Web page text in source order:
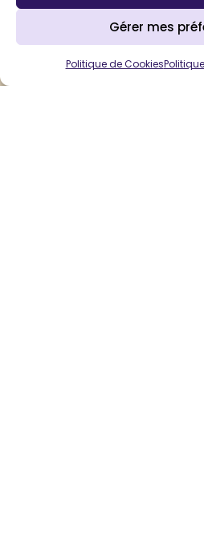
Gérer mes
Politique de Cookies
Découvrir